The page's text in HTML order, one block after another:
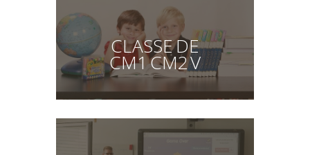
CLASSE DE
CM1 CM2 V